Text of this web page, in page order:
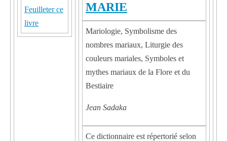
Feuilleter ce
livre
MARIE
Mariologie, Symbolisme des
nombres mariaux, Liturgie des
couleurs mariales, Symboles et
mythes mariaux de la Flore et du
Bestiaire
Jean Sadaka
Ce dictionnaire est répertorié selon